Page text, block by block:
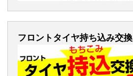
フロントタイヤ持ち込み交換